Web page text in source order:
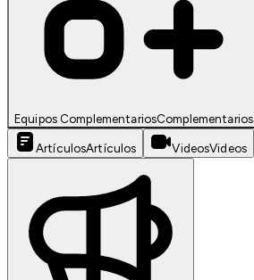
Equipos ComplementariosComplementarios
ArtículosArtículos VideosVideos